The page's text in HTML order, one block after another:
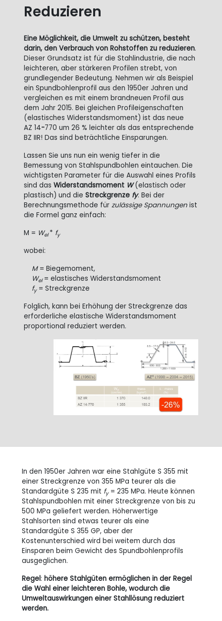
Reduzieren
Eine Möglichkeit, die Umwelt zu schützen, besteht
darin, den Verbrauch von Rohstoffen zu reduzieren.
Dieser Grundsatz ist für die Stahlindustrie, die nach
leichteren, aber stärkeren Profilen strebt, von
grundlegender Bedeutung. Nehmen wir als Beispiel
ein Spundbohlenprofil aus den 1950er Jahren und
vergleichen es mit einem brandneuen Profil aus
dem Jahr 2015. Bei gleichen Profileigenschaften
(elastisches Widerstandsmoment) ist das neue
AZ 14-770 um 26 % leichter als das entsprechende
BZ IIR! Das sind beträchtliche Einsparungen.
Lassen Sie uns nun ein wenig tiefer in die
Bemessung von Stahlspundbohlen eintauchen. Die
wichtigsten Parameter für die Auswahl eines Profils
sind das Widerstandsmoment W(elastisch oder
plastisch) und die Streckgrenze fy. Bei der
Berechnungsmethode für zulässige Spannungen ist
die Formel ganz einfach:
M = Wel * fy
wobei:
M= Biegemoment,
Wel= elastisches Widerstandsmoment
fy= Streckgrenze
Folglich, kann bei Erhöhung der Streckgrenze das
erforderliche elastische Widerstandsmoment
proportional reduziert werden.
In den 1950er Jahren war eine Stahlgüte S 355 mit
einer Streckgrenze von 355 MPa teurer als die
Standardgüte S 235 mit fy= 235 MPa. Heute können
Stahlspundbohlen mit einer Streckgrenze von bis zu
500 MPa geliefert werden. Höherwertige
Stahlsorten sind etwas teurer als eine
Standardgüte S 355 GP, aber der
Kostenunterschied wird bei weitem durch das
Einsparen beim Gewicht des Spundbohlenprofils
ausgeglichen.
Regel: höhere Stahlgüten ermöglichen in der Regel
die Wahl einer leichteren Bohle, wodurch die
Umweltauswirkungen einer Stahllösung reduziert
werden.